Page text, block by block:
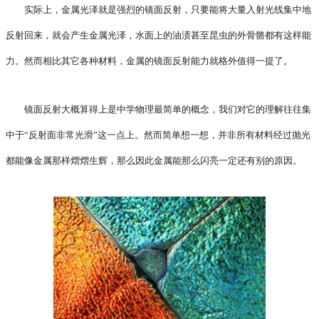
实际上，金属光泽就是强烈的镜面反射，只要能将大量入射光线集中地
反射回来，就会产生金属光泽，水面上的油渍甚至昆虫的外骨骼都有这样能
力。然而相比其它各种材料，金属的镜面反射能力就格外值得一提了。
镜面反射大概算得上是中学物理最简单的概念，我们对它的理解往往集
中于“反射面非常光滑”这一点上。然而简单想一想，并非所有材料经过抛光
都能像金属那样熠熠生辉，那么因此金属能那么闪亮一定还有别的原因。